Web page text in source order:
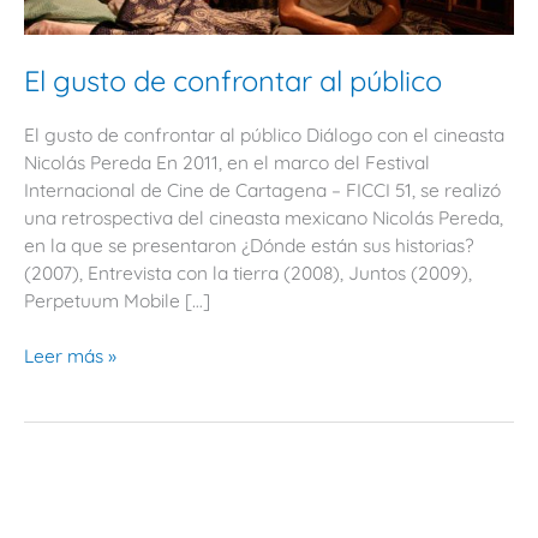
El gusto de confrontar al público
El gusto de confrontar al público Diálogo con el cineasta
Nicolás Pereda En 2011, en el marco del Festival
Internacional de Cine de Cartagena – FICCI 51, se realizó
una retrospectiva del cineasta mexicano Nicolás Pereda,
en la que se presentaron ¿Dónde están sus historias?
(2007), Entrevista con la tierra (2008), Juntos (2009),
Perpetuum Mobile […]
público
Leer más »